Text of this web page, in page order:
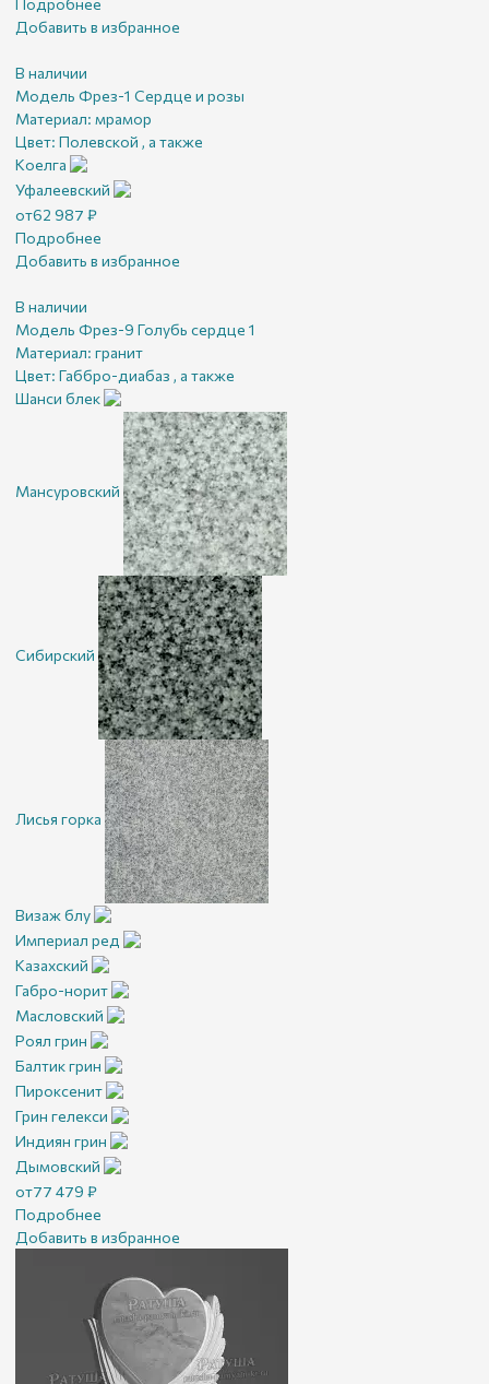
Добавить в избранное
В наличии
Модель Фрез-1 Сердце и розы
Материал: мрамор
Цвет: Полевской , а также
Коелга
Уфалеевский
от62 987 ₽
Подробнее
Добавить в избранное
В наличии
Модель Фрез-9 Голубь сердце 1
Материал: гранит
Цвет: Габбро-диабаз , а также
Шанси блек
Мансуровский
Сибирский
Лисья горка
Визаж блу
Империал ред
Казахский
Габро-норит
Масловский
Роял грин
Балтик грин
Пироксенит
Грин гелекси
Индиян грин
Дымовский
от77 479 ₽
Подробнее
Добавить в избранное